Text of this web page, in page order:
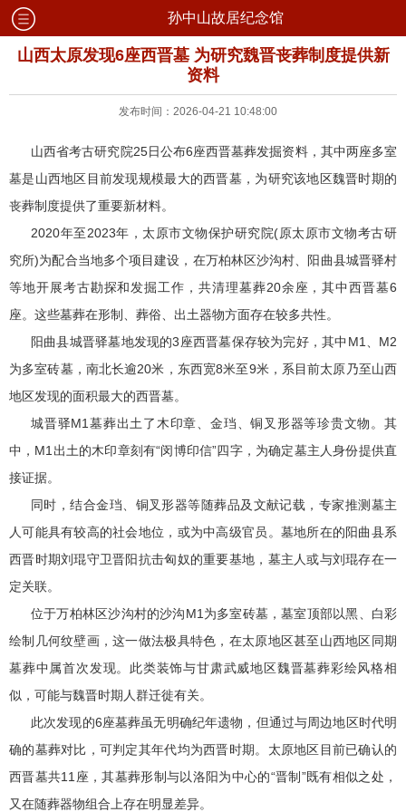
孙中山故居纪念馆
山西太原发现6座西晋墓 为研究魏晋丧葬制度提供新
资料
发布时间：2026-04-21 10:48:00
山西省考古研究院25日公布6座西晋墓葬发掘资料，其中两座多室
墓是山西地区目前发现规模最大的西晋墓，为研究该地区魏晋时期的
丧葬制度提供了重要新材料。
2020年至2023年，太原市文物保护研究院(原太原市文物考古研
究所)为配合当地多个项目建设，在万柏林区沙沟村、阳曲县城晋驿村
等地开展考古勘探和发掘工作，共清理墓葬20余座，其中西晋墓6
座。这些墓葬在形制、葬俗、出土器物方面存在较多共性。
阳曲县城晋驿墓地发现的3座西晋墓保存较为完好，其中M1、M2
为多室砖墓，南北长逾20米，东西宽8米至9米，系目前太原乃至山西
地区发现的面积最大的西晋墓。
城晋驿M1墓葬出土了木印章、金珰、铜叉形器等珍贵文物。其
中，M1出土的木印章刻有“闵博印信”四字，为确定墓主人身份提供直
接证据。
同时，结合金珰、铜叉形器等随葬品及文献记载，专家推测墓主
人可能具有较高的社会地位，或为中高级官员。墓地所在的阳曲县系
西晋时期刘琨守卫晋阳抗击匈奴的重要基地，墓主人或与刘琨存在一
定关联。
位于万柏林区沙沟村的沙沟M1为多室砖墓，墓室顶部以黑、白彩
绘制几何纹壁画，这一做法极具特色，在太原地区甚至山西地区同期
墓葬中属首次发现。此类装饰与甘肃武威地区魏晋墓葬彩绘风格相
似，可能与魏晋时期人群迁徙有关。
此次发现的6座墓葬虽无明确纪年遗物，但通过与周边地区时代明
确的墓葬对比，可判定其年代均为西晋时期。太原地区目前已确认的
西晋墓共11座，其墓葬形制与以洛阳为中心的“晋制”既有相似之处，
又在随葬器物组合上存在明显差异。